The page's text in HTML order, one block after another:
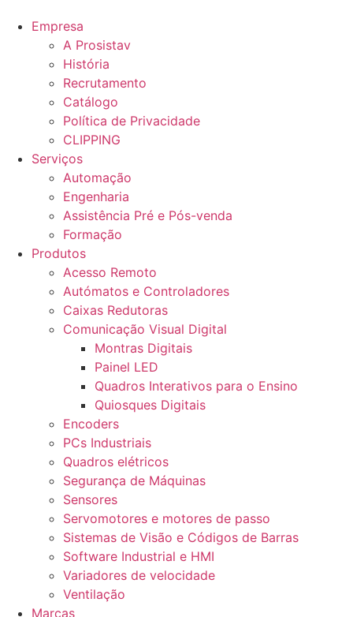
Empresa
A Prosistav
História
Recrutamento
Catálogo
Política de Privacidade
CLIPPING
Serviços
Automação
Engenharia
Assistência Pré e Pós-venda
Formação
Produtos
Acesso Remoto
Autómatos e Controladores
Caixas Redutoras
Comunicação Visual Digital
Montras Digitais
Painel LED
Quadros Interativos para o Ensino
Quiosques Digitais
Encoders
PCs Industriais
Quadros elétricos
Segurança de Máquinas
Sensores
Servomotores e motores de passo
Sistemas de Visão e Códigos de Barras
Software Industrial e HMI
Variadores de velocidade
Ventilação
Marcas